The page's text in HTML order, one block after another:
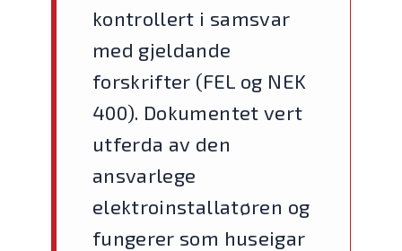
kontrollert i samsvar
med gjeldande
forskrifter (FEL og NEK
400). Dokumentet vert
utferda av den
ansvarlege
elektroinstallatøren og
fungerer som huseigar